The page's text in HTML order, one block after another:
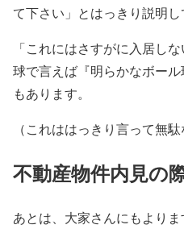
て下さい」とはっきり説明し
「これにはさすがに入居し
球で言えば『明らかなボー
もあります。
（これははっきり言って無
不動産物件内見の
あとは、大家さんにもより